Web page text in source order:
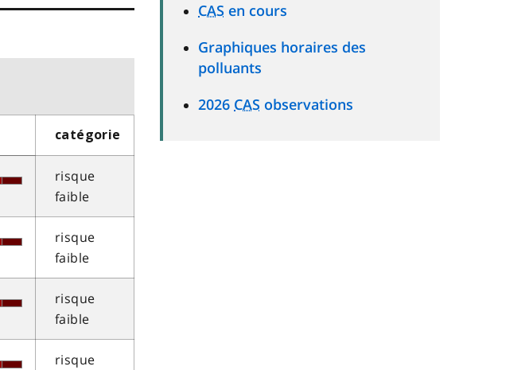
catégorie
risque
faible
risque
faible
risque
faible
risque
CAS en cours
Graphiques horaires des
polluants
2026 CAS observations